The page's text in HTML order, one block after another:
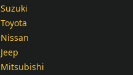
Suzuki
Toyota
Nissan
Jeep
Mitsubishi